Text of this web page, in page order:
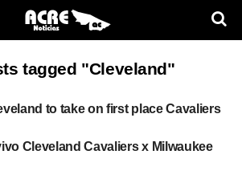
tagged "Cleveland"
to take on first place Cavaliers
Cleveland Cavaliers x Milwaukee